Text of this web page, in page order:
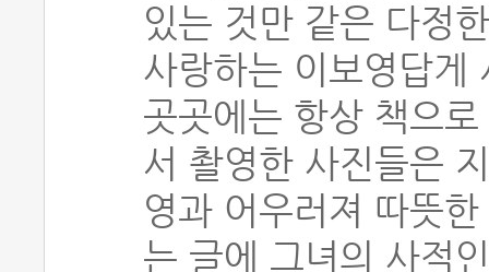
있는 것만 같은 다정
사랑하는 이보영답게
곳곳에는 항상 책으
서 촬영한 사진들은
영과 어우러져 따뜻
는 글에 그녀의 사적